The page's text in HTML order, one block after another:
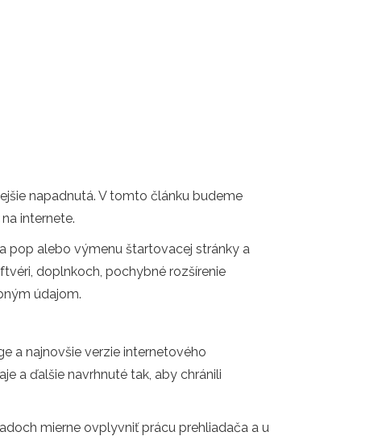
napadnutá. V tomto článku budeme
internete.
pop alebo výmenu štartovacej stránky a
doplnkoch, pochybné rozšírenie
údajom.
a najnovšie verzie internetového
a ďalšie navrhnuté tak, aby chránili
mierne ovplyvniť prácu prehliadača a u